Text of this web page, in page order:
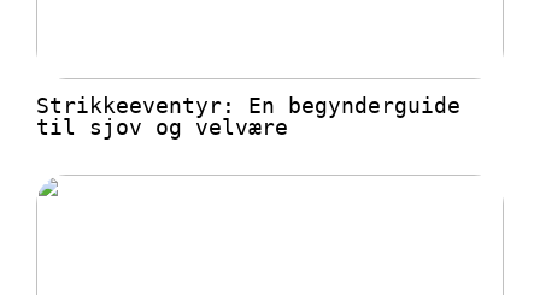
Strikkeeventyr: En begynderguide
til sjov og velvære